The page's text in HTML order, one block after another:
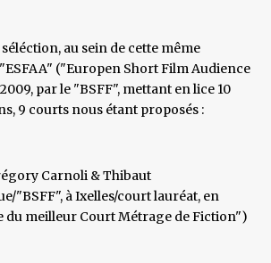
au sein de cette même
("Europen Short Film Audience
par le "BSFF", mettant en lice 10
9 courts nous étant proposés :
Carnoli & Thibaut
"BSFF", à Ixelles/court lauréat, en
du meilleur Court Métrage de Fiction")